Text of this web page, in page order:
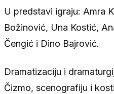
U predstavi igraju: Amra
Božinović, Una Kostić,
Čengić i Dino Bajrović.
Dramatizaciju i
Čizmo, scenografiju i